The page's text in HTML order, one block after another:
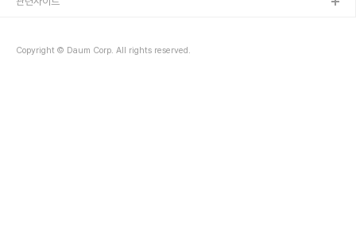
은..
Copyright © Daum Corp. All rights reserved.